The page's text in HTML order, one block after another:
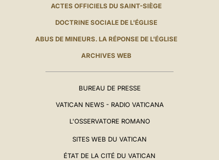
ACTES OFFICIELS DU SAINT-SIÈGE
DOCTRINE SOCIALE DE L'ÉGLISE
ABUS DE MINEURS. LA RÉPONSE DE L'ÉGLISE
ARCHIVES WEB
BUREAU DE PRESSE
VATICAN NEWS - RADIO VATICANA
L'OSSERVATORE ROMANO
SITES WEB DU VATICAN
ÉTAT DE LA CITÉ DU VATICAN